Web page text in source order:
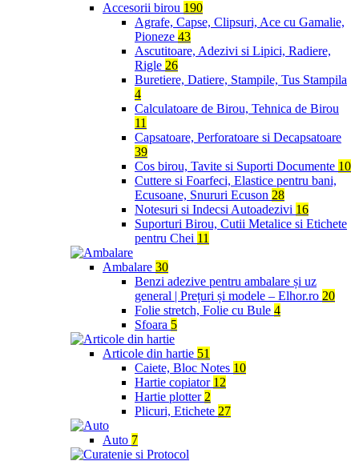
Accesorii birou 190
Agrafe, Capse, Clipsuri, Ace cu Gamalie,
Pioneze 43
Ascutitoare, Adezivi si Lipici, Radiere,
Rigle 26
Buretiere, Datiere, Stampile, Tus Stampila
4
Calculatoare de Birou, Tehnica de Birou
11
Capsatoare, Perforatoare si Decapsatoare
39
Cos birou, Tavite si Suporti Documente 10
Cuttere si Foarfeci, Elastice pentru bani,
Ecusoane, Snururi Ecuson 28
Notesuri si Indecsi Autoadezivi 16
Suporturi Birou, Cutii Metalice si Etichete
pentru Chei 11
Ambalare 30
Benzi adezive pentru ambalare și uz
general | Prețuri și modele – Elhor.ro 20
Folie stretch, Folie cu Bule 4
Sfoara 5
Articole din hartie 51
Caiete, Bloc Notes 10
Hartie copiator 12
Hartie plotter 2
Plicuri, Etichete 27
Auto 7